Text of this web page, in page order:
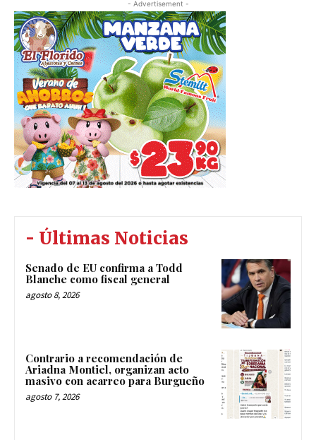
- Advertisement -
- Últimas Noticias
Senado de EU confirma a Todd
Blanche como fiscal general
agosto 8, 2026
Contrario a recomendación de
Ariadna Montiel, organizan acto
masivo con acarreo para Burgueño
agosto 7, 2026